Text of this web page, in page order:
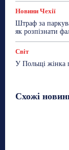
Новини Чехії
Штраф за
як розпізнати
Світ
У Польщі жінка
Схожі